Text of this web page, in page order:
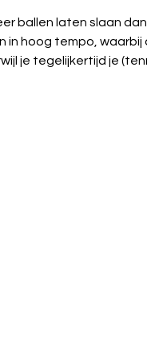
ballen laten slaan
hoog tempo,
je tegelijkertijd je